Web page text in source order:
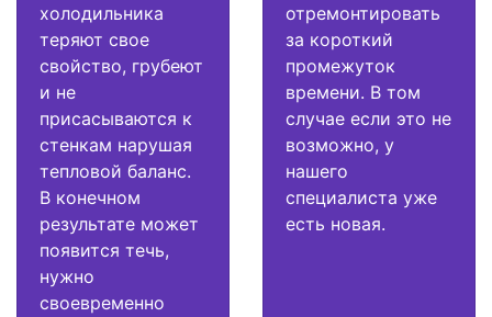
холодильника
теряют свое
свойство, грубеют
и не
присасываются к
стенкам нарушая
тепловой баланс.
В конечном
результате может
появится течь,
нужно
своевременно
отремонтировать
за короткий
промежуток
времени. В том
случае если это не
возможно, у
нашего
специалиста уже
есть новая.